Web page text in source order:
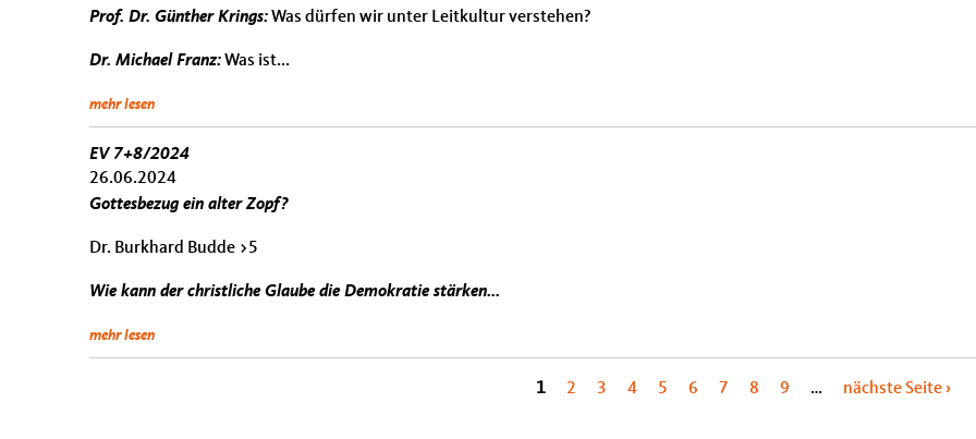
Prof. Dr. Günther Krings:Was dürfen wir unter Leitkultur verstehen?
Dr. Michael Franz:Was ist...
mehr lesen
EV 7+8/2024
26.06.2024
Gottesbezug ein alter Zopf?
Dr. Burkhard Budde >5
Wie kann der christliche Glaube die Demokratie stärken...
mehr lesen
1 2 3 4 5 6 7 8 9 … nächste Seite ›